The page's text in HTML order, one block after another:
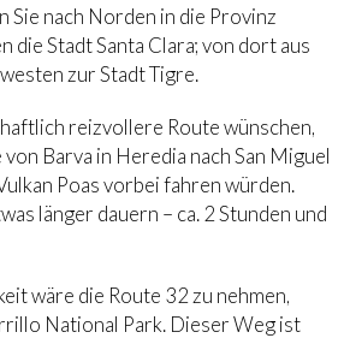
Sie nach Norden in die Provinz
die Stadt Santa Clara; von dort aus
zur Stadt Tigre.
reizvollere Route wünschen,
Barva in Heredia nach San Miguel
Poas vorbei fahren würden.
länger dauern – ca. 2 Stunden und
wäre die Route 32 zu nehmen,
National Park. Dieser Weg ist